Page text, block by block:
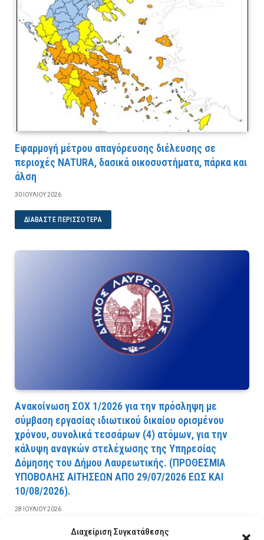
Διαχείριση Συγκατάθεσης
Εφαρμογή μέτρου απαγόρευσης διέλευσης σε
περιοχές NATURA, δασικά οικοσυστήματα, πάρκα και
άλση
30 ΙΟΥΛΊΟΥ 2026
ΔΙΑΒΆΣΤΕ ΠΕΡΙΣΣΌΤΕΡΑ
Ανακοίνωση ΣΟΧ 1/2026 για την πρόσληψη με
σύμβαση εργασίας ιδιωτικού δικαίου ορισμένου
χρόνου, συνολικά τεσσάρων (4) ατόμων, για την
κάλυψη αναγκών στελέχωσης της Υπηρεσίας
Δόμησης του Δήμου Λαυρεωτικής. (ΠPOΘEΣMIA
YΠOBOΛHΣ AITHΣEΩN AΠO 29/07/2026 EΩΣ KAI
10/08/2026).
28 ΙΟΥΛΊΟΥ 2026
ΔΙΑΒΆΣΤΕ ΠΕΡΙΣΣΌΤΕΡΑ